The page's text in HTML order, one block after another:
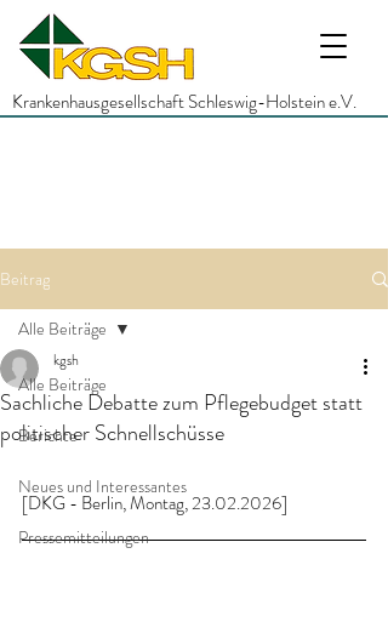
Krankenhausgesellschaft Schleswig-Holstein e.V.
Beitrag
Alle Beiträge
Berichte
Neues und Interessantes
Pressemitteilungen
Alle Beiträge
Sachliche Debatte zum Pflegebudget statt
politischer Schnellschüsse
kgsh
[DKG - Berlin, Montag, 23.02.2026]